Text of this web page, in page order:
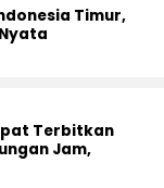
Timur,
Terbitkan
Jam,